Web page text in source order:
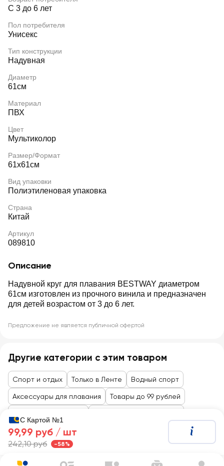
С 3 до 6 лет
Пол потребителя
Унисекс
Тип конструкции
Надувная
Диаметр
61см
Материал
ПВХ
Цвет
Мультиколор
Размер/Формат
61х61см
Вид упаковки
Полиэтиленовая упаковка
Страна
Китай
Артикул
089810
Описание
Надувной круг для плавания BESTWAY диаметром
61см изготовлен из прочного винила и предназначен
для детей возрастом от 3 до 6 лет.
Предложение не является публичной офертой
Другие категории с этим товаром
Спорт и отдых Только в Ленте Водный спорт
Аксессуары для плавания Товары до 99 рублей
С Картой №1
99,99 руб / шт
242,10 руб -58%